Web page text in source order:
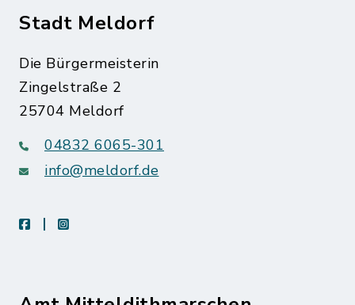
Stadt Meldorf
Die Bürgermeisterin
Zingelstraße 2
25704 Meldorf
04832 6065-301
info@meldorf.de
facebookinstagram